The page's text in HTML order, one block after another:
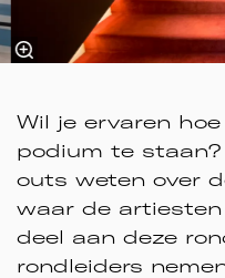
Wil je ervaren
podium te
outs weten over
waar de artiesten
deel aan deze
rondleiders